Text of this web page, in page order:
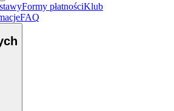
Formy płatnościKlub
FAQ